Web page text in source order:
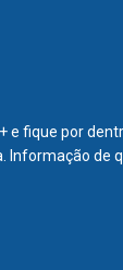
e fique por
Informação de